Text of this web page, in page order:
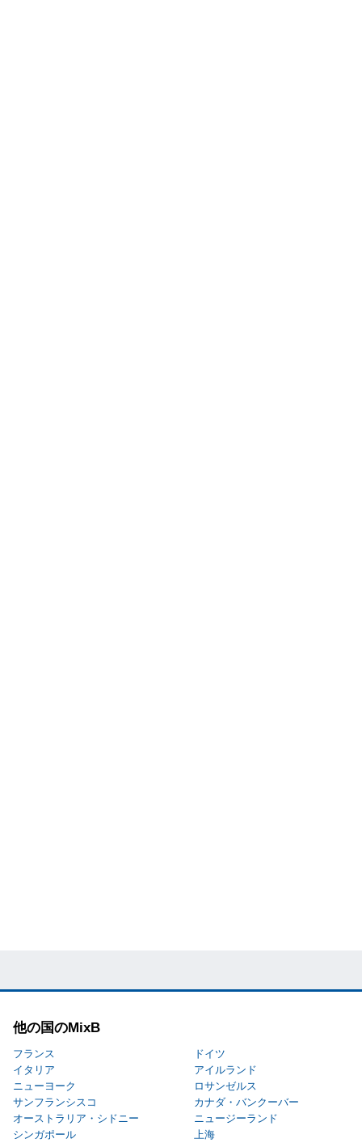
他の国のMixB
フランス
ドイツ
イタリア
アイルランド
ニューヨーク
ロサンゼルス
サンフランシスコ
カナダ・バンクーバー
オーストラリア・シドニー
ニュージーランド
シンガポール
上海